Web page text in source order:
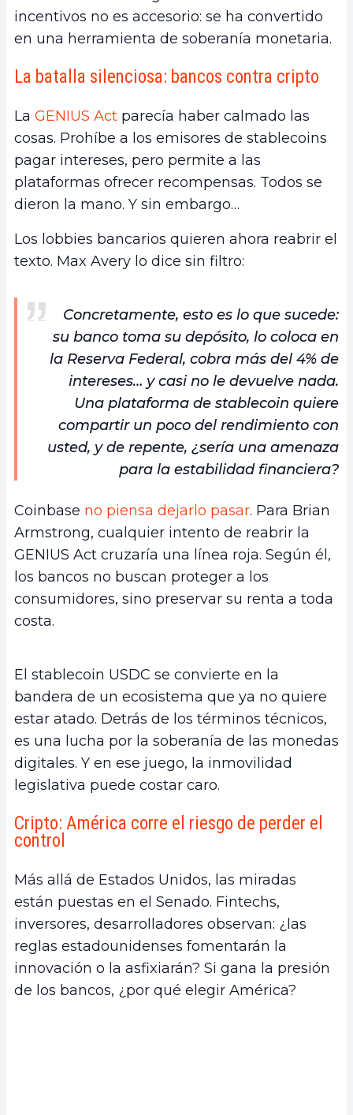
incentivos no es accesorio: se ha convertido
en una herramienta de soberanía monetaria.
La batalla silenciosa: bancos contra cripto
La GENIUS Act parecía haber calmado las
cosas. Prohíbe a los emisores de stablecoins
pagar intereses, pero permite a las
plataformas ofrecer recompensas. Todos se
dieron la mano. Y sin embargo…
Los lobbies bancarios quieren ahora reabrir el
texto. Max Avery lo dice sin filtro:
Concretamente, esto es lo que sucede:
su banco toma su depósito, lo coloca en
la Reserva Federal, cobra más del 4% de
intereses… y casi no le devuelve nada.
Una plataforma de stablecoin quiere
compartir un poco del rendimiento con
usted, y de repente, ¿sería una amenaza
para la estabilidad financiera?
Coinbase no piensa dejarlo pasar. Para Brian
Armstrong, cualquier intento de reabrir la
GENIUS Act cruzaría una línea roja. Según él,
los bancos no buscan proteger a los
consumidores, sino preservar su renta a toda
costa.
El stablecoin USDC se convierte en la
bandera de un ecosistema que ya no quiere
estar atado. Detrás de los términos técnicos,
es una lucha por la soberanía de las monedas
digitales. Y en ese juego, la inmovilidad
legislativa puede costar caro.
Cripto: América corre el riesgo de perder el
control
Más allá de Estados Unidos, las miradas
están puestas en el Senado. Fintechs,
inversores, desarrolladores observan: ¿las
reglas estadounidenses fomentarán la
innovación o la asfixiarán? Si gana la presión
de los bancos, ¿por qué elegir América?